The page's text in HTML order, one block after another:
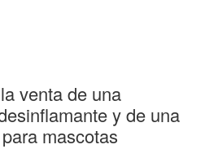
venta de una
y de una
mascotas